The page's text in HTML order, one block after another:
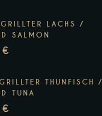
LACHS /
SALMON
€
THUNFISCH /
TUNA
€